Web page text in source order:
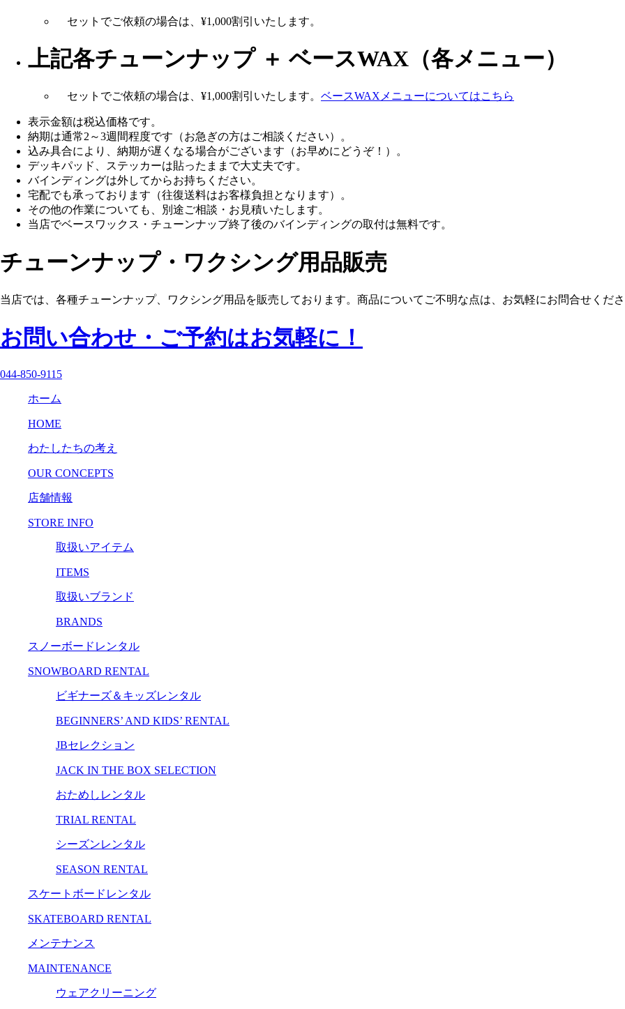
セットでご依頼の場合は、¥1,000割引いたします。
上記各チューンナップ ＋ ベースWAX（各メニュー）
セットでご依頼の場合は、¥1,000割引いたします。 ベースWAXメニューについてはこちら
表示金額は税込価格です。
納期は通常2～3週間程度です（お急ぎの方はご相談ください）。
込み具合により、納期が遅くなる場合がございます（お早めにどうぞ！）。
デッキパッド、ステッカーは貼ったままで大丈夫です。
バインディングは外してからお持ちください。
宅配でも承っております（往復送料はお客様負担となります）。
その他の作業についても、別途ご相談・お見積いたします。
当店でベースワックス・チューンナップ終了後のバインディングの取付は無料です。
チューンナップ・ワクシング用品販売
当店では、各種チューンナップ、ワクシング用品を販売しております。商品についてご不明な点は、お気軽にお問合せくだ
お問い合わせ・ご予約はお気軽に！
044-850-9115
ホーム
HOME
わたしたちの考え
OUR CONCEPTS
店舗情報
STORE INFO
取扱いアイテム
ITEMS
取扱いブランド
BRANDS
スノーボードレンタル
SNOWBOARD RENTAL
ビギナーズ＆キッズレンタル
BEGINNERS’ AND KIDS’ RENTAL
JBセレクション
JACK IN THE BOX SELECTION
おためしレンタル
TRIAL RENTAL
シーズンレンタル
SEASON RENTAL
スケートボードレンタル
SKATEBOARD RENTAL
メンテナンス
MAINTENANCE
ウェアクリーニング